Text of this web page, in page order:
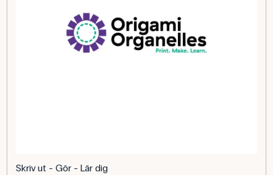
Skriv ut - Gör - Lär dig